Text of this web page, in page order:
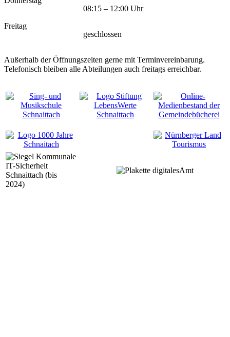
08:15 – 12:00 Uhr
Freitag
geschlossen
Außerhalb der Öffnungszeiten gerne mit Terminvereinbarung.
Telefonisch bleiben alle Abteilungen auch freitags erreichbar.